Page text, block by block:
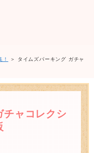
＞ タイムズパーキング ガチャ
チャコレクシ